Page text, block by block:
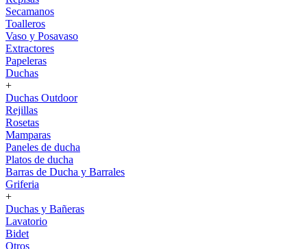
Secamanos
Toalleros
Vaso y Posavaso
Extractores
Papeleras
Duchas
+
Duchas Outdoor
Rejillas
Rosetas
Mamparas
Paneles de ducha
Platos de ducha
Barras de Ducha y Barrales
Griferia
+
Duchas y Bañeras
Lavatorio
Bidet
Otros